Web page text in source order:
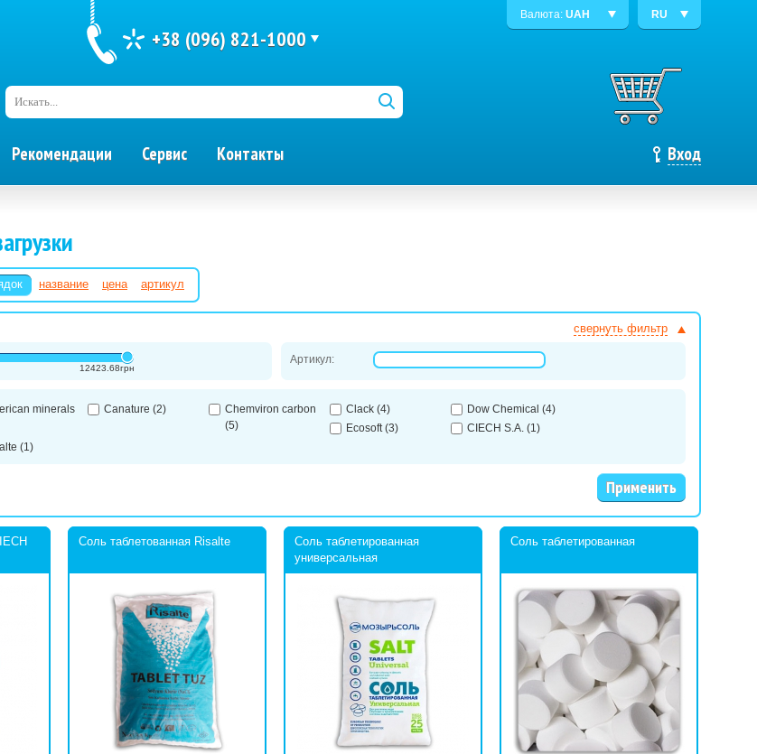
Валюта: UAH RU
Вход
Рекомендации Сервис Контакты
Искать...
+38 (096) 821-1000
название цена артикул
свернуть фильтр
12423.68грн
Артикул:
minerals
Canature (2)
Chemviron carbon
(5)
Clack (4) Dow Chemical (4)
Ecosoft(3) CIECH S.A. (1)
(1)
Соль таблетованная Risalte
Соль таблетированная
универсальная
Соль таблетированная